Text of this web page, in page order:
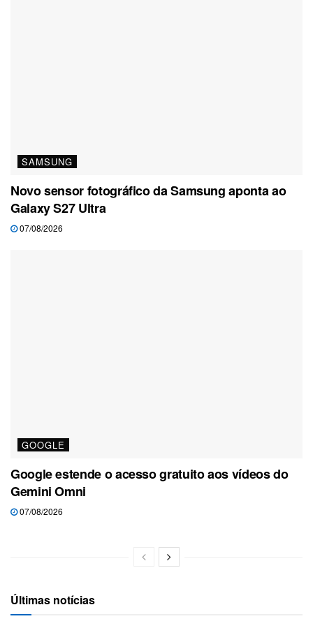
SAMSUNG
Novo sensor fotográfico da Samsung aponta ao
Galaxy S27 Ultra
07/08/2026
GOOGLE
Google estende o acesso gratuito aos vídeos do
Gemini Omni
07/08/2026
Últimas notícias